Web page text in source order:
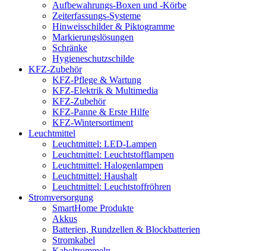
Aufbewahrungs-Boxen und -Körbe
Zeiterfassungs-Systeme
Hinweisschilder & Piktogramme
Markierungslösungen
Schränke
Hygieneschutzschilde
KFZ-Zubehör
KFZ-Pflege & Wartung
KFZ-Elektrik & Multimedia
KFZ-Zubehör
KFZ-Panne & Erste Hilfe
KFZ-Wintersortiment
Leuchtmittel
Leuchtmittel: LED-Lampen
Leuchtmittel: Leuchtstofflampen
Leuchtmittel: Halogenlampen
Leuchtmittel: Haushalt
Leuchtmittel: Leuchtstoffröhren
Stromversorgung
SmartHome Produkte
Akkus
Batterien, Rundzellen & Blockbatterien
Stromkabel